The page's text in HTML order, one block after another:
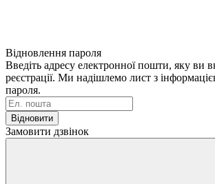
Відновлення пароля
Введіть адресу електронної пошти, яку ви
реєстрації. Ми надішлемо лист з
пароля.
Відновити
Замовити дзвінок